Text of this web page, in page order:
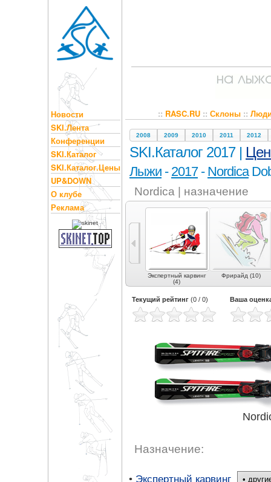
Новости
SKI.Лента
Конференции
SKI.Каталог
SKI.Каталог.Цены
UP&DOWN
О клубе
Реклама
:: RASC.RU:: Склоны::
2008 2009 2010 2011 2012
SKI.Каталог 2017 |
Лыжи - 2017- Nordica
Nordica | назначение
Карвинг (4)
Экспертный карвинг
(4)
Фрирайд (10)
Текущий рейтинг (0 / 0) Ваша
Назначение:
• Экспертный карвинг